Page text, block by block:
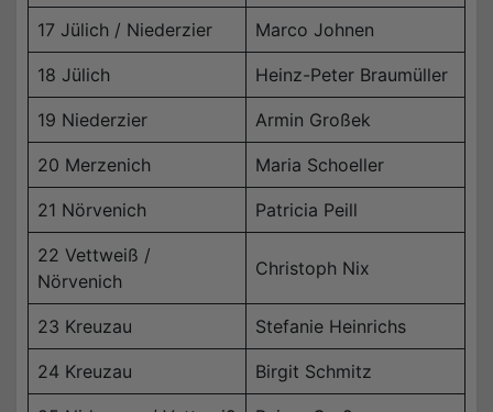
17 Jülich / Niederzier Marco Johnen
18 Jülich Heinz-Peter Braumüller
19 Niederzier Armin Großek
20 Merzenich Maria Schoeller
21 Nörvenich Patricia Peill
22 Vettweiß /
Nörvenich
Christoph Nix
23 Kreuzau Stefanie Heinrichs
24 Kreuzau Birgit Schmitz